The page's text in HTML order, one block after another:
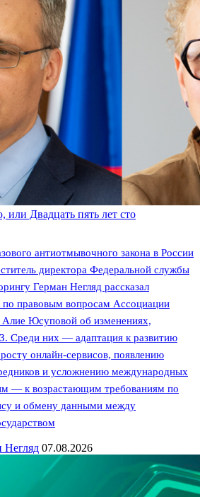
или Двадцать пять лет сто
антиотмывочного закона в России
директора Федеральной службы
Герман Негляд рассказал
по правовым вопросам Ассоциации
Юсуповой об изменениях,
Среди них — адаптация к развитию
онлайн-сервисов, появлению
и усложнению международных
— к возрастающим требованиям по
и обмену данными между
Негляд 07.08.2026